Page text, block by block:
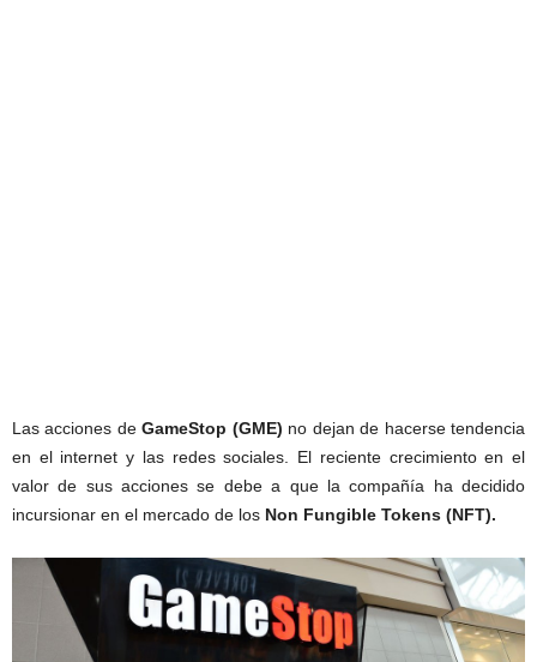
Las acciones deGameStop (GME) no dejan de hacerse tendencia
en el internet y las redes sociales. El reciente crecimiento en el
valor de sus acciones se debe a que la compañía ha decidido
incursionar en el mercado de los Non Fungible Tokens (NFT).